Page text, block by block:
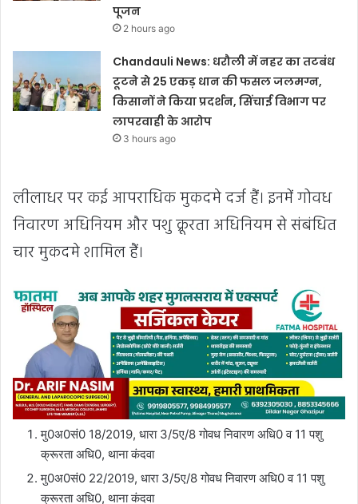
पूजन
2 hours ago
Chandauli News: धरौली में नहर का तटबंध
टूटने से 25 एकड़ धान की फसल जलमग्न,
किसानों ने किया प्रदर्शन, सिंचाई विभाग पर
लापरवाही के आरोप
3 hours ago
लीलाधर पर कई आपराधिक मुकदमे दर्ज हैं। इनमें गोवध
निवारण अधिनियम और पशु क्रूरता अधिनियम से संबंधित
चार मुकदमे शामिल हैं।
मु0अ0सं0 18/2019, धारा 3/5ए/8 गोवध निवारण अधि0 व 11 पशु
क्रूरता अधि0, थाना कंदवा
मु0अ0सं0 22/2019, धारा 3/5ए/8 गोवध निवारण अधि0 व 11 पशु
क्रूरता अधि0, थाना कंदवा